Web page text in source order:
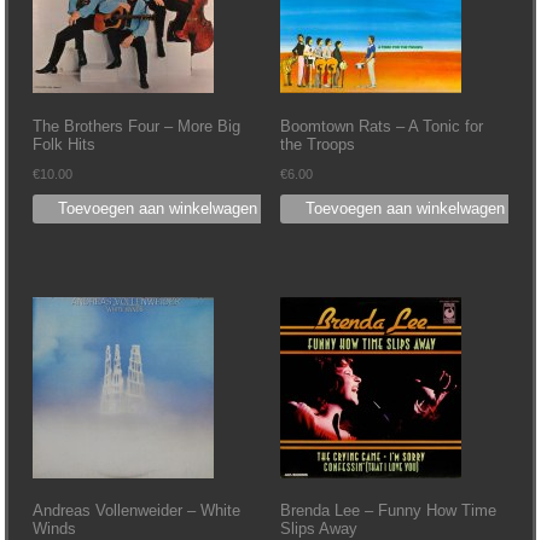
The Brothers Four – More Big
Folk Hits
€10.00
Toevoegen aan winkelwagen
Boomtown Rats – A Tonic for
the Troops
€6.00
Toevoegen aan winkelwagen
Andreas Vollenweider – White
Winds
Brenda Lee – Funny How Time
Slips Away